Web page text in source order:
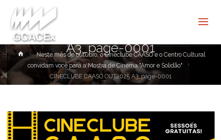
CINECLUBE CAASO OUT2025
A3_page-0001
HomeNeste mês de outubro, o Cineclube CAASO e o Centro Cultural
convidam você para a Mostra de Cinema "Amor e Solidão"
CINECLUBE CAASO OUT2025 A3_page-0001